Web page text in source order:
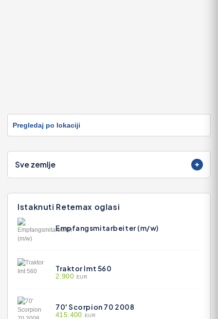
Pregledaj po lokaciji
Sve zemlje
Istaknuti Retemax oglasi
Empfangsmitarbeiter (m/w)
Traktor Imt 560
2.900 EUR
70' Scorpion 70 2008
415.400 EUR